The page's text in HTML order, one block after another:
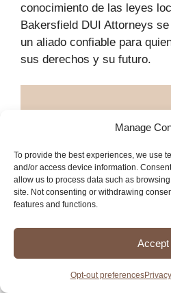
Manage
To provide the best experiences, we use
and/or access device information.
allow us to process data such as
site. Not consenting or withdrawing
features and functions.
Accept
Opt-out preferences
conocimiento de las leyes
Bakersfield DUI Attorneys
un aliado confiable para
sus derechos y su futuro.
Dirección
3200 21st St
93301, Estados
Teléfono
Horario de